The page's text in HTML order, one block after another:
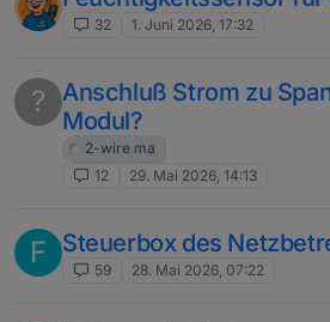
32 1. Juni 2026, 17:32
?
Anschluß Strom zu
Modul?
2-wire ma
12
29. Mai 2026, 14:13
F Steuerbox des
59 28. Mai 2026, 07:22